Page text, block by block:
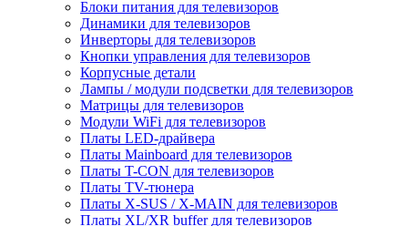
Блоки питания для телевизоров
Динамики для телевизоров
Инверторы для телевизоров
Кнопки управления для телевизоров
Корпусные детали
Лампы / модули подсветки для телевизоров
Матрицы для телевизоров
Модули WiFi для телевизоров
Платы LED-драйвера
Платы Mainboard для телевизоров
Платы T-CON для телевизоров
Платы TV-тюнера
Платы X-SUS / X-MAIN для телевизоров
Платы XL/XR buffer для телевизоров